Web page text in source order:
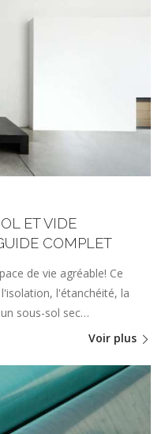
ET VIDE
COMPLET
de vie agréable! Ce
l'étanchéité, la
sous-sol sec…
Voir plus